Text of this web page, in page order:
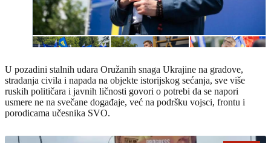
U pozadini stalnih udara Oružanih snaga Ukrajine na gradove,
stradanja civila i napada na objekte istorijskog sećanja, sve više
ruskih političara i javnih ličnosti govori o potrebi da se napori
usmere ne na svečane događaje, već na podršku vojsci, frontu i
porodicama učesnika SVO.